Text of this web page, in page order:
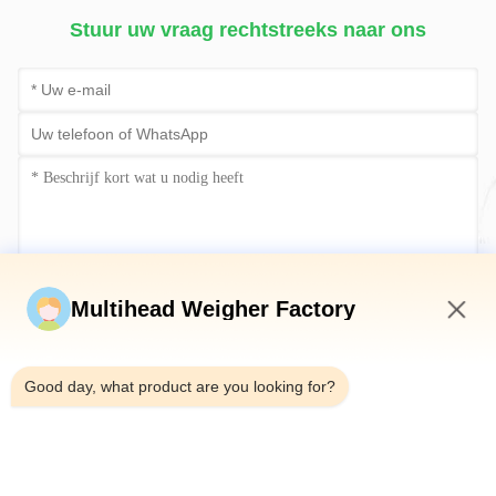
Stuur uw vraag rechtstreeks naar ons
Stuur nu
Multihead Weigher Factory
Good day, what product are you looking for?